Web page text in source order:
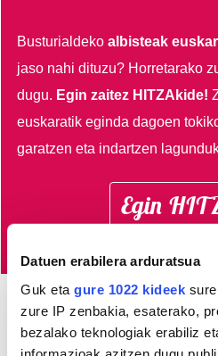
Datuen erabilera arduratsua
Guk eta gure 1022 kideek
zure IP zenbakia, esaterako,
bezalako teknologiak erabiliz
Busturialdekoalbisteak
jaso nahi dituzu? Horretarako
dugu. Egin zaitez HITZAkide!
euskaratik eginda dagoen
garatzen eta indartzen
Egin
AGENDA